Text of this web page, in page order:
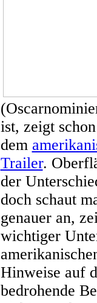
ist, zeigt
dem
Trailer.
der
doch schaut
genauer an,
wichtiger
Hinweise auf
bedrohende